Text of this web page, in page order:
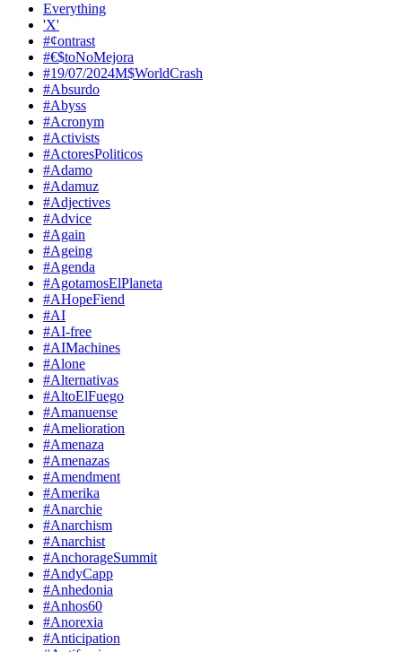
Everything
'X'
#¢ontrast
#€$toNoMejora
#19/07/2024M$WorldCrash
#Absurdo
#Abyss
#Acronym
#Activists
#ActoresPoliticos
#Adamo
#Adamuz
#Adjectives
#Advice
#Again
#Ageing
#Agenda
#AgotamosElPlaneta
#AHopeFiend
#AI
#AI-free
#AIMachines
#Alone
#Alternativas
#AltoElFuego
#Amanuense
#Amelioration
#Amenaza
#Amenazas
#Amendment
#Amerika
#Anarchie
#Anarchism
#Anarchist
#AnchorageSummit
#AndyCapp
#Anhedonia
#Anhos60
#Anorexia
#Anticipation